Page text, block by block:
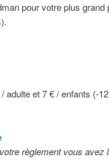
pour votre plus
adulte et 7 € / enfants (-
règlement vous avez